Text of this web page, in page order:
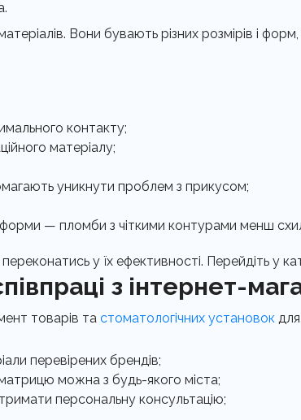
Вони бувають різних розмірів і
контакту;
матеріалу;
уникнути проблем з прикусом;
— пломби з чіткими контурами менш
у їх ефективності. Перейдіть у
з інтернет-
товарів тастоматологічних установок
перевірених брендів;
можна з будь-якого міста;
персональну консультацію;